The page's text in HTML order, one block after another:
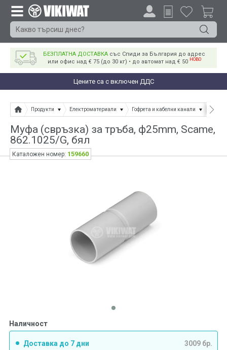
БЕЗПЛАТНА ДОСТАВКА със Спиди за България до адрес
или офис над € 75 (до 30 кг) • до автомат над € 50 НОВО
Цените са с включен ДДС
Продукти Електроматериали Гофрета и кабелни канали Гофре
Муфа (свръзка) за тръба, ф25mm, Scame,
862.1025/G, бял
Наличност
Доставка до 7 дни 3009 бр.
Каталожен номер: 159660